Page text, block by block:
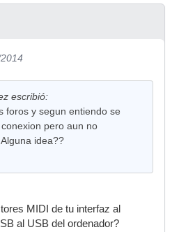
escribió:
foros y segun entiendo se
pero aun no
idea??
MIDI de tu interfaz al
al USB del ordenador?